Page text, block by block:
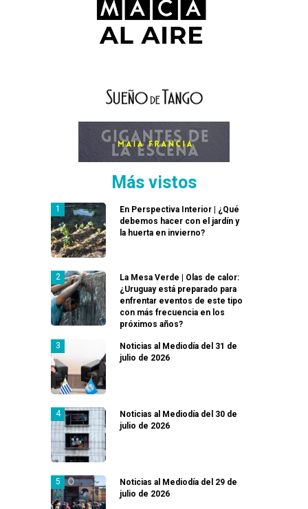
Más vistos
En Perspectiva Interior | ¿Qué
debemos hacer con el jardín y
la huerta en invierno?
La Mesa Verde | Olas de calor:
¿Uruguay está preparado para
enfrentar eventos de este tipo
con más frecuencia en los
próximos años?
Noticias al Mediodía del 31 de
julio de 2026
Noticias al Mediodía del 30 de
julio de 2026
Noticias al Mediodía del 29 de
julio de 2026